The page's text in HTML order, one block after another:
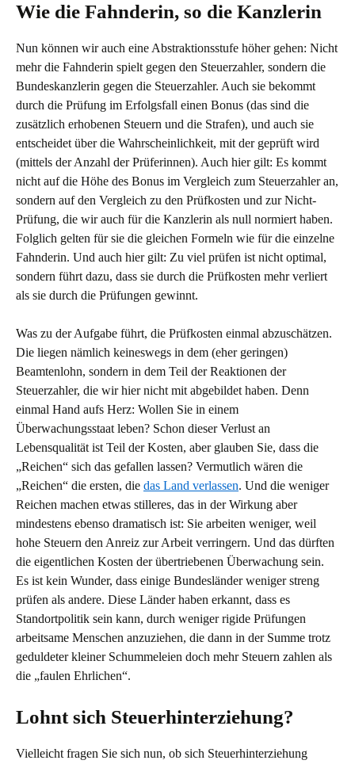
Wie die Fahnderin, so die Kanzlerin
Nun können wir auch eine Abstraktionsstufe höher gehen: Nicht
mehr die Fahnderin spielt gegen den Steuerzahler, sondern die
Bundeskanzlerin gegen die Steuerzahler. Auch sie bekommt
durch die Prüfung im Erfolgsfall einen Bonus (das sind die
zusätzlich erhobenen Steuern und die Strafen), und auch sie
entscheidet über die Wahrscheinlichkeit, mit der geprüft wird
(mittels der Anzahl der Prüferinnen). Auch hier gilt: Es kommt
nicht auf die Höhe des Bonus im Vergleich zum Steuerzahler an,
sondern auf den Vergleich zu den Prüfkosten und zur Nicht-
Prüfung, die wir auch für die Kanzlerin als null normiert haben.
Folglich gelten für sie die gleichen Formeln wie für die einzelne
Fahnderin. Und auch hier gilt: Zu viel prüfen ist nicht optimal,
sondern führt dazu, dass sie durch die Prüfkosten mehr verliert
als sie durch die Prüfungen gewinnt.
Was zu der Aufgabe führt, die Prüfkosten einmal abzuschätzen.
Die liegen nämlich keineswegs in dem (eher geringen)
Beamtenlohn, sondern in dem Teil der Reaktionen der
Steuerzahler, die wir hier nicht mit abgebildet haben. Denn
einmal Hand aufs Herz: Wollen Sie in einem
Überwachungsstaat leben? Schon dieser Verlust an
Lebensqualität ist Teil der Kosten, aber glauben Sie, dass die
„Reichen“ sich das gefallen lassen? Vermutlich wären die
„Reichen“ die ersten, die das Land verlassen. Und die weniger
Reichen machen etwas stilleres, das in der Wirkung aber
mindestens ebenso dramatisch ist: Sie arbeiten weniger, weil
hohe Steuern den Anreiz zur Arbeit verringern. Und das dürften
die eigentlichen Kosten der übertriebenen Überwachung sein.
Es ist kein Wunder, dass einige Bundesländer weniger streng
prüfen als andere. Diese Länder haben erkannt, dass es
Standortpolitik sein kann, durch weniger rigide Prüfungen
arbeitsame Menschen anzuziehen, die dann in der Summe trotz
geduldeter kleiner Schummeleien doch mehr Steuern zahlen als
die „faulen Ehrlichen“.
Lohnt sich Steuerhinterziehung?
Vielleicht fragen Sie sich nun, ob sich Steuerhinterziehung